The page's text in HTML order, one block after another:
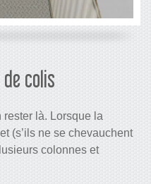
colis
rester là. Lorsque la
(s’ils ne se chevauchent
colonnes et